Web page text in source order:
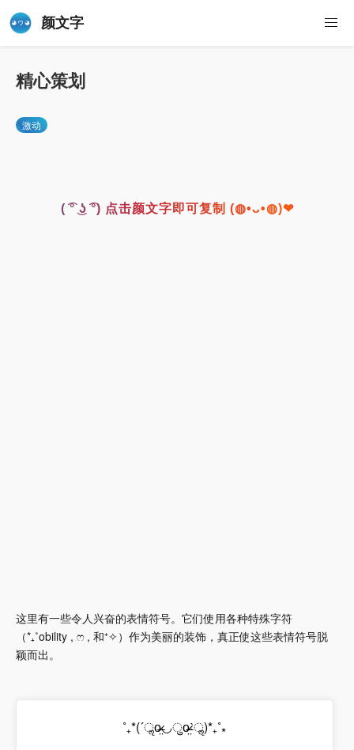
颜文字
精心策划
激动
( ͡° ͜ʖ ͡°) 点击颜文字即可复制 (◍•ᴗ•◍)❤
这里有一些令人兴奋的表情符号。它们使用各种特殊字符
（*₊˚obility , ෆ , 和⁺✧）作为美丽的装饰，真正使这些表情符号脱
颖而出。
˚₊*(ˊॢo̶̶̷̤◡ुo̴̶̷̤ˋॢ)*₊˚⁎